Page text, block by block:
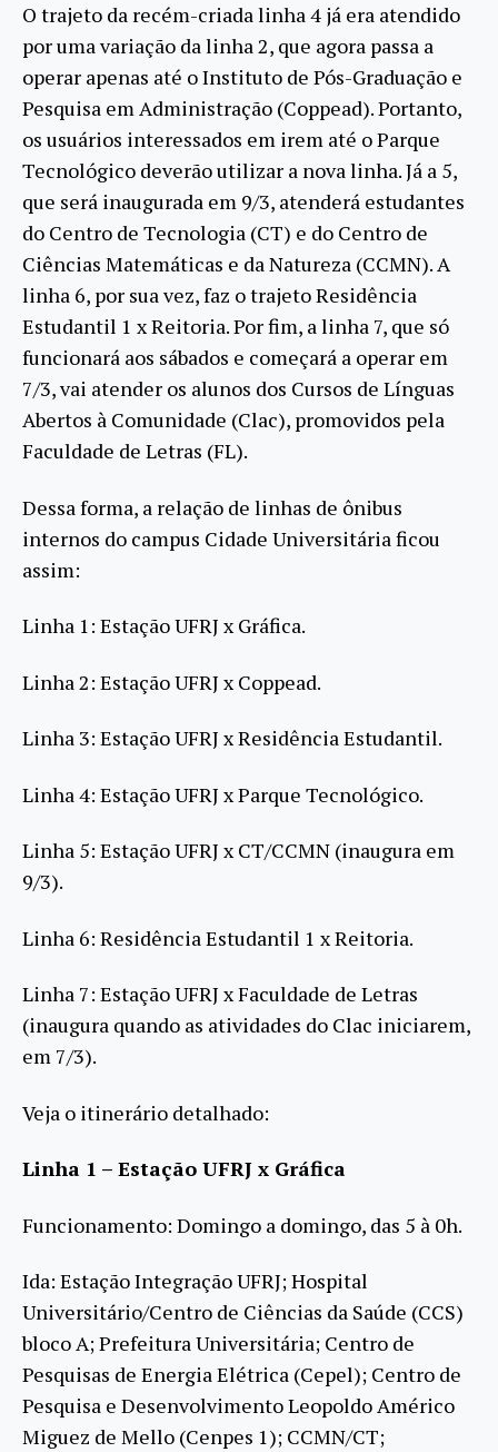
O trajeto da recém-criada linha 4 já era atendido
por uma variação da linha 2, que agora passa a
operar apenas até o Instituto de Pós-Graduação e
Pesquisa em Administração (Coppead). Portanto,
os usuários interessados em irem até o Parque
Tecnológico deverão utilizar a nova linha. Já a 5,
que será inaugurada em 9/3, atenderá estudantes
do Centro de Tecnologia (CT) e do Centro de
Ciências Matemáticas e da Natureza (CCMN). A
linha 6, por sua vez, faz o trajeto Residência
Estudantil 1 x Reitoria. Por fim, a linha 7, que só
funcionará aos sábados e começará a operar em
7/3, vai atender os alunos dos Cursos de Línguas
Abertos à Comunidade (Clac), promovidos pela
Faculdade de Letras (FL).
Dessa forma, a relação de linhas de ônibus
internos do campus Cidade Universitária ficou
assim:
Linha 1: Estação UFRJ x Gráfica.
Linha 2: Estação UFRJ x Coppead.
Linha 3: Estação UFRJ x Residência Estudantil.
Linha 4: Estação UFRJ x Parque Tecnológico.
Linha 5: Estação UFRJ x CT/CCMN (inaugura em
9/3).
Linha 6: Residência Estudantil 1 x Reitoria.
Linha 7: Estação UFRJ x Faculdade de Letras
(inaugura quando as atividades do Clac iniciarem,
em 7/3).
Veja o itinerário detalhado:
Linha 1 – Estação UFRJ x Gráfica
Funcionamento: Domingo a domingo, das 5 à 0h.
Ida: Estação Integração UFRJ; Hospital
Universitário/Centro de Ciências da Saúde (CCS)
bloco A; Prefeitura Universitária; Centro de
Pesquisas de Energia Elétrica (Cepel); Centro de
Pesquisa e Desenvolvimento Leopoldo Américo
Miguez de Mello (Cenpes 1); CCMN/CT;